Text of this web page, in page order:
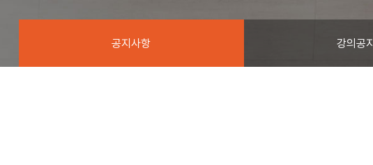
교
공지사항 강의공지